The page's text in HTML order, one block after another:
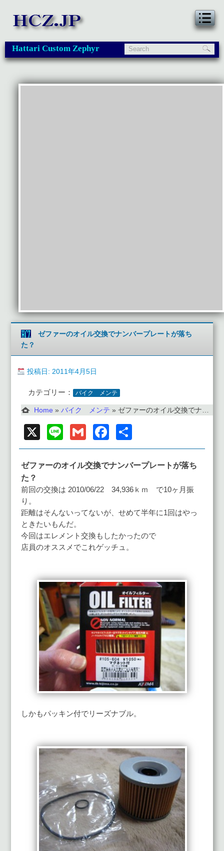
Hattari Custom Zephyr
ゼファーのオイル交換でナンバープレートが落ち
た？
投稿日: 2011年4月5日
カテゴリー： バイク メンテ
Home » バイク メンテ » ゼファーのオイル交換でナンバープレートが落ちた？
X Line GmailFacebook
有
ゼファーのオイル交換でナンバープレートが落ち
た？
前回の交換は 2010/06/22 34,936ｋｍ で10ヶ月振
り。
距離はそんないってないが、せめて半年に1回はやっ
ときたいもんだ。
今回はエレメント交換もしたかったので
店員のオススメでこれゲッチュ。
しかもパッキン付でリーズナブル。